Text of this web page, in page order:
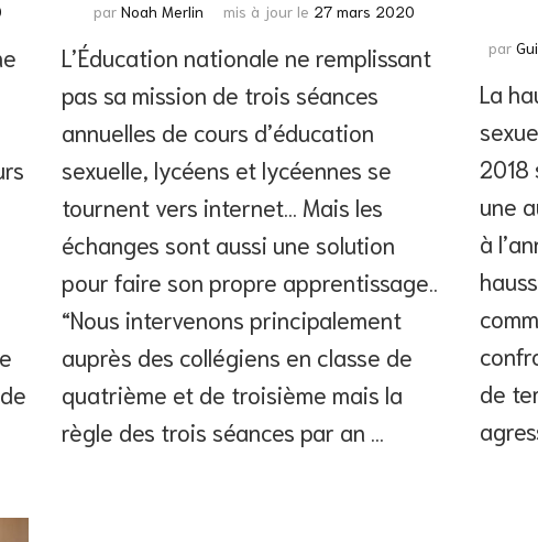
par Noah Merlin mis à jour le 27 mars 2020
L’Éducation nationale ne remplissant
pas sa mission de trois séances
annuelles de cours d’éducation
sexuelle, lycéens et lycéennes se
tournent vers internet… Mais les
échanges sont aussi une solution
pour faire son propre apprentissage..
“Nous intervenons principalement
auprès des collégiens en classe de
quatrième et de troisième mais la
règle des trois séances par an …
par
La
2018
une
à
de